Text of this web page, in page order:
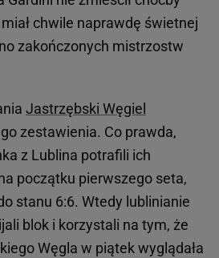
chwile naprawdę świetnej
zakończonych mistrzostw
Jastrzębski Węgiel
zestawienia. Co prawda,
z Lublina potrafili ich
początku pierwszego seta,
stanu 6:6. Wtedy lublinianie
blok i korzystali na tym, że
Węgla w piątek wyglądała